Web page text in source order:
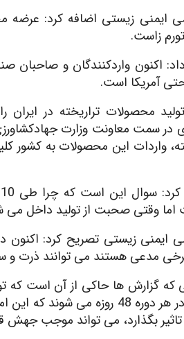
ایمنی زیستی اضافه کرد: عرضه
زاست.
اکنون واردکنندگان و صاحبان
حتی آمریکا است.
در سمت معاونت وزارت
واردات این محصولات به کشور
اما وقتی صحبت از تولید داخل می
زیستی تصریح کرد: اکنون
مدعی هستند می توانند ذرت و
می تواند موجب جهش قیمتی بین 50 تا